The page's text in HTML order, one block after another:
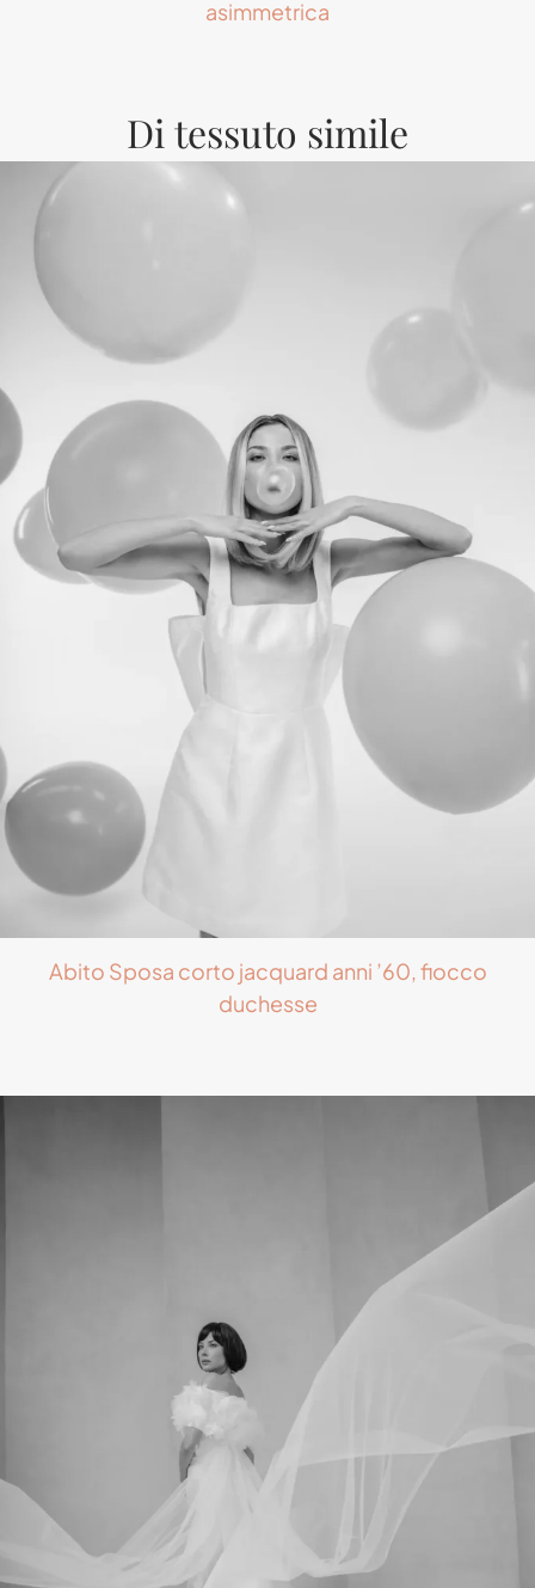
asimmetrica
Di tessuto simile
Abito Sposa corto jacquard anni ’60, fiocco
duchesse